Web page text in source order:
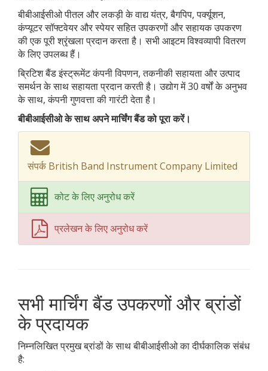
बीबीआईसीओ पीतल और लकड़ी के वाद्य यंत्र, बैगपिप, पर्क्यूशन,
कंप्यूटर सॉफ्टवेयर और स्पेयर सहित उपकरणों और सहायक उपकरण
की एक पूरी श्रृंखला प्रदान करता है। सभी आइटम विश्वव्यापी वितरण
के लिए उपलब्ध हैं।
ब्रिटिश बैंड इंस्ट्रूमेंट कंपनी विपणन, तकनीकी सहायता और उत्पाद
समर्थन के साथ सहायता प्रदान करती है। उद्योग में 30 वर्षों के अनुभव
के साथ, कंपनी गुणवत्ता की गारंटी देता है।
बीबीआईसीओ के साथ अपने मार्चिंग बैंड को पूरा करें।
संपर्क British Band Instrument Company Limited
कोट के लिए अनुरोध करें
प्रलेखन के लिए अनुरोध करें
सभी मार्चिंग बैंड उपकरणों और ब्रांडों
के प्रदायक
निम्नलिखित प्रमुख ब्रांडों के साथ बीबीआईसीओ का दीर्घकालिक संबंध
है: